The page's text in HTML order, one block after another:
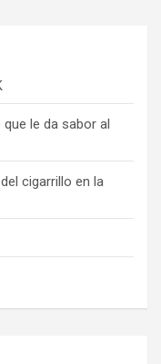
le da sabor al
cigarrillo en la